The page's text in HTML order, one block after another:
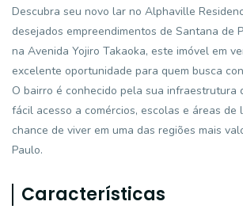
Descubra seu novo lar no Alphaville
desejados empreendimentos de Santana de
na Avenida Yojiro Takaoka, este imóvel em
excelente oportunidade para quem busca
O bairro é conhecido pela sua infraestrutura
fácil acesso a comércios, escolas e áreas de
chance de viver em uma das regiões mais
Paulo.
Características